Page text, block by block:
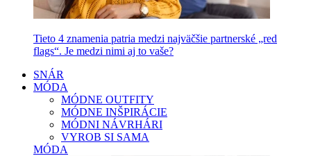
Tieto 4 znamenia patria medzi najväčšie partnerské „red
flags“. Je medzi nimi aj to vaše?
SNÁR
MÓDA
MÓDNE OUTFITY
MÓDNE INŠPIRÁCIE
MÓDNI NÁVRHÁRI
VYROB SI SAMA
MÓDA